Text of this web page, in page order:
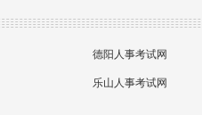
德阳人事考试网
乐山人事考试网